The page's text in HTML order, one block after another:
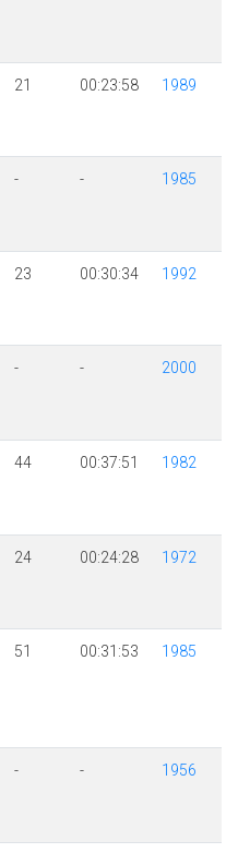
21 00:23:58 1989
- - 1985
23 00:30:34 1992
- - 2000
44 00:37:51 1982
24 00:24:28 1972
51 00:31:53 1985
- - 1956